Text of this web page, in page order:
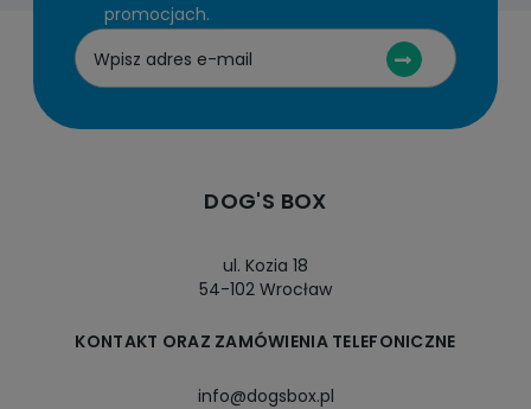
promocjach.
DOG'S BOX
ul. Kozia 18
54-102 Wrocław
KONTAKT ORAZ ZAMÓWIENIA TELEFONICZNE
info@dogsbox.pl